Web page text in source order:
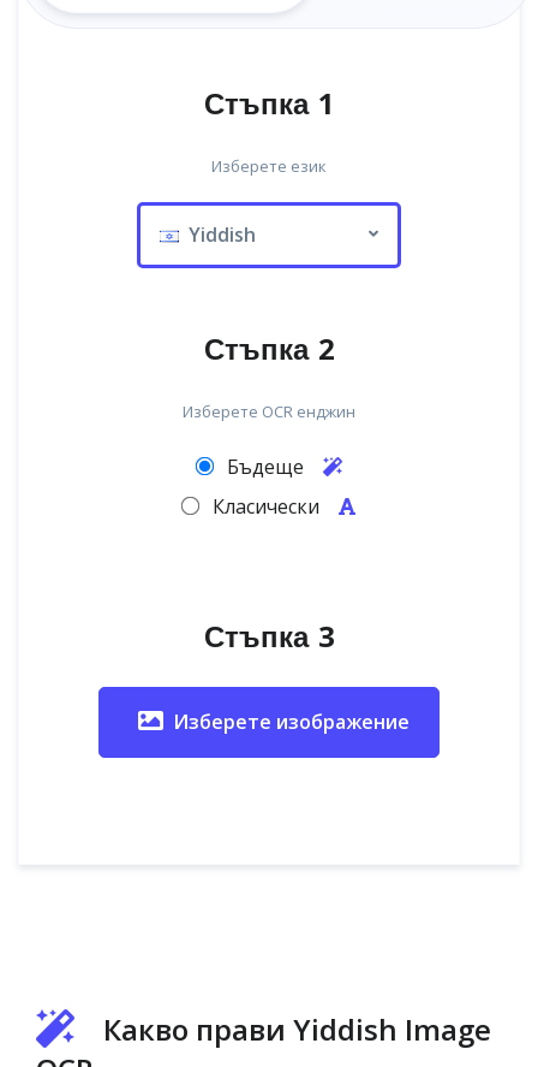
Стъпка 1
Изберете език
Yiddish
Стъпка 2
Изберете OCR енджин
Бъдеще
Класически
Стъпка 3
Изберете изображение
Какво прави Yiddish Image